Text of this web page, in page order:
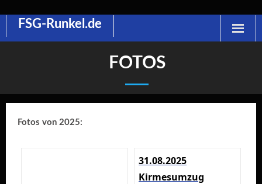
to
FSG-Runkel.de
FOTOS
Fotos von 2025:
31.08.2025
Kirmesumzug